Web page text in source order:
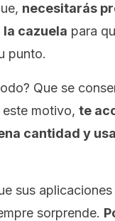
necesitarás
la cazuela para
punto.
Que se
motivo, te
cantidad y
sus
sorprende.